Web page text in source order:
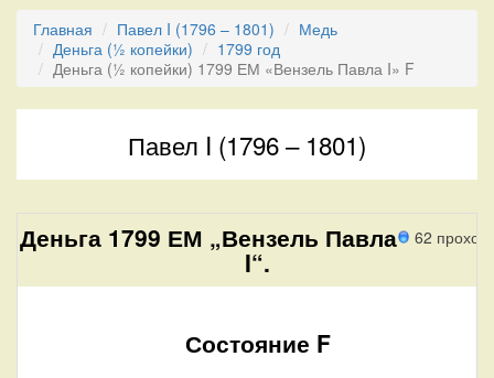
Главная Павел I (1796 – 1801)
Медь
Деньга (½ копейки)
1799 год
Деньга (½ копейки) 1799 ЕМ «Вензель Павла I» F
Павел I (1796 – 1801)
62
Деньга 1799 ЕМ „Вензель Павла
I“.
Состояние F